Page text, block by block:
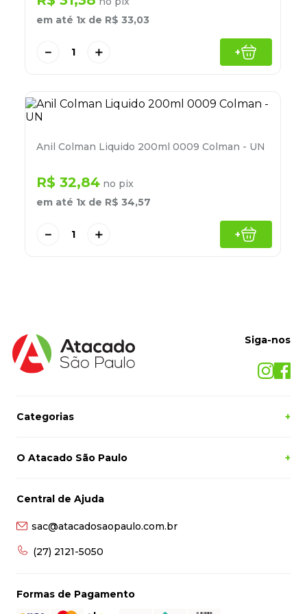
em até 1x de R$ 33,03
＋
－ +
Anil Colman Liquido 200ml 0009 Colman - UN
R$ 32,84 no pix
em até 1x de R$ 34,57
＋
－ +
Siga-nos
Categorias +
O Atacado São Paulo +
Central de Ajuda
sac@atacadosaopaulo.com.br
(27) 2121-5050
Formas de Pagamento
lapis
º caixa organizadora